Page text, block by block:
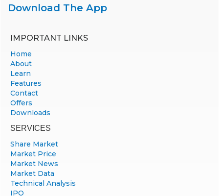
Download The App
IMPORTANT LINKS
Home
About
Learn
Features
Contact
Offers
Downloads
SERVICES
Share Market
Market Price
Market News
Market Data
Technical Analysis
IPO